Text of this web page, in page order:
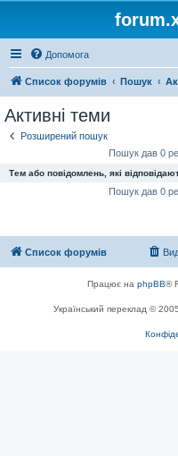
Допомога
Список форумів Пошук
Активні теми
Розширений пошук
Пошук дав 0
Тем або повідомлень, які
Пошук дав 0
Список форумів
Працює на phpBB®
Український переклад ©